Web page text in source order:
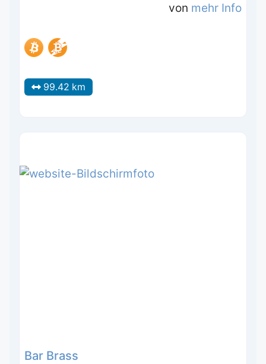
von mehr Info
99.42 km
Bar Brass